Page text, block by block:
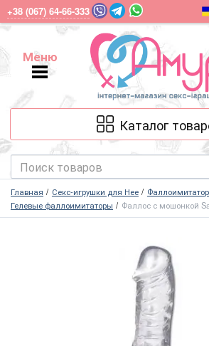
+38 (067) 64-66-333
Меню
Меню
Каталог
Главная Секс-игрушки для Нее
Гелевые фаллоимитаторы
Фаллос с мошонкой